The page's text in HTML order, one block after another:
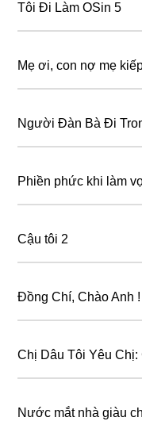
Tôi Đi Làm OSin 5
Mẹ ơi, con nợ mẹ
Người Đàn Bà Đi
Phiền phức khi làm
Cậu tôi 2
Đồng Chí, Chào Anh
Chị Dâu Tôi Yêu
Nước mắt nhà giàu